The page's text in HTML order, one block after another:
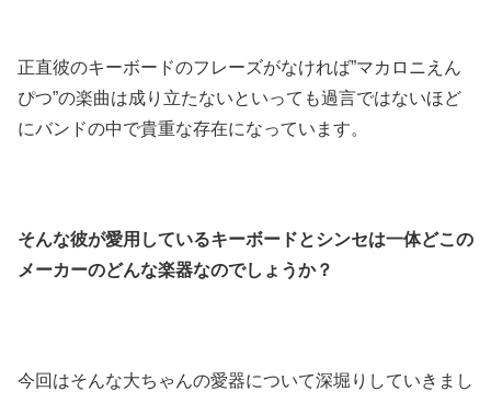
正直彼のキーボードのフレーズがなければ”マカロニえん
ぴつ”の楽曲は成り立たないといっても過言ではないほど
にバンドの中で貴重な存在になっています。
そんな彼が愛用しているキーボードとシンセは一体どこの
メーカーのどんな楽器なのでしょうか？
今回はそんな大ちゃんの愛器について深堀りしていきまし